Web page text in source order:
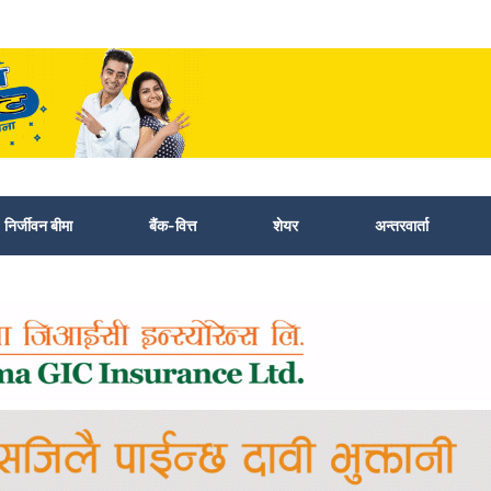
निर्जीवन बीमा बैंक-वित्त शेयर अन्तरवार्ता